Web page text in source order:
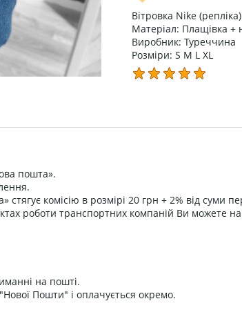
Вітровка Nike
Матеріал: Плащівка +
Виробник: Туреччина
Розміри: S M L XL
пошта».
комісію в розмірі 20 грн + 2% від суми
роботи транспортних компаній Ви можете на
на пошті.
Пошти" і оплачується окремо.